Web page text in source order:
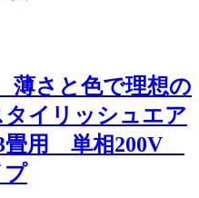
薄さと色で理想の
イリッシュエア
畳用 単相200V
プ